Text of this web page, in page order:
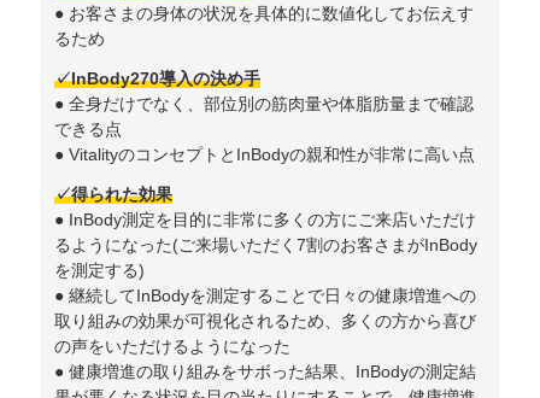
● お客さまの身体の状況を具体的に数値化してお伝えす
るため
✓InBody270導入の決め手
● 全身だけでなく、部位別の筋肉量や体脂肪量まで確認
できる点
● VitalityのコンセプトとInBodyの親和性が非常に高い点
✓得られた効果
● InBody測定を目的に非常に多くの方にご来店いただけ
るようになった(ご来場いただく7割のお客さまがInBody
を測定する)
● 継続してInBodyを測定することで日々の健康増進への
取り組みの効果が可視化されるため、多くの方から喜び
の声をいただけるようになった
● 健康増進の取り組みをサボった結果、InBodyの測定結